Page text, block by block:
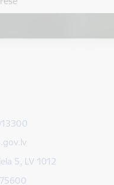
5, LV 1012